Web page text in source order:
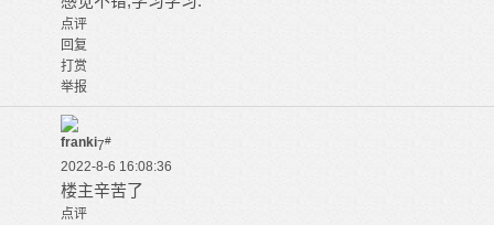
点评
回复
打赏
举报
franki7#
2022-8-6 16:08:36
楼主辛苦了
点评